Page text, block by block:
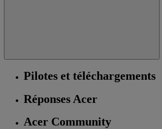
Pilotes et téléchargements
Réponses Acer
Acer Community